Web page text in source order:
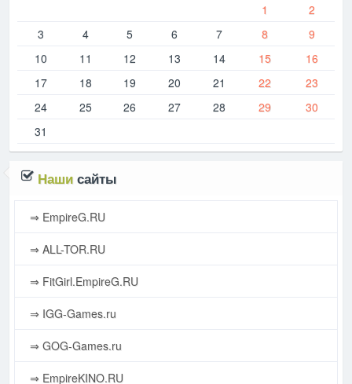
1
2
3
4 5 6 7 8
9
10
11 12 13 14 15
16
17
18 19 20 21 22
23
24
25 26 27 28 29
30
31
Наши сайты
⇒ EmpireG.RU
⇒ ALL-TOR.RU
⇒ FitGirl.EmpireG.RU
⇒ IGG-Games.ru
⇒ GOG-Games.ru
⇒ EmpireKINO.RU